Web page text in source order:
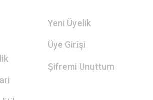
Yeni Üyelik
Üye Girişi
Şifremi Unuttum